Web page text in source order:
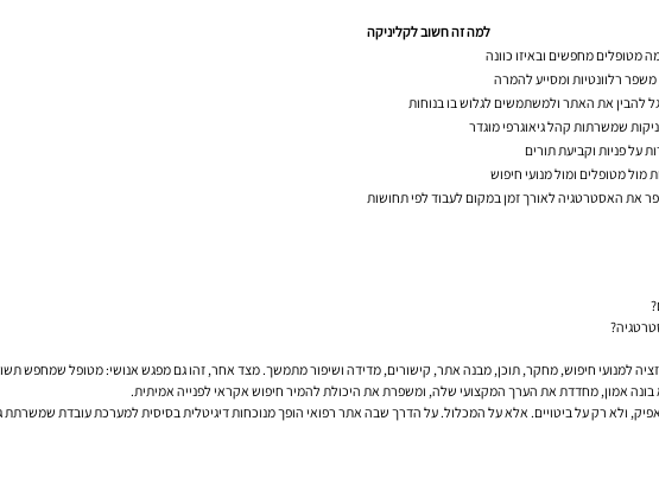
למה זה חשוב לקליניקה
מטופלים מחפשים ובאיזו כוונה
רלוונטיות ומסייע להמרה
להבין את האתר ולמשתמשים לגלוש בו בנוחות
שמשרתות קהל גיאוגרפי מוגדר
על פניות וקביעת תורים
מול מטופלים ומול מנועי חיפוש
את האסטרטגיה לאורך זמן במקום לעבוד לפי תחושות
למנועי חיפוש, מחקר, תוכן, מבנה אתר, קישורים, מדידה ושיפור מתמשך. מצד אחר, זהו גם מפגש אנושי: מטופל שמחפש
אמון, מחדדת את הערך המקצועי שלה, ומשפרת את היכולת להמיר חיפוש אקראי לפנייה אמיתית.
ולא רק על ביטויים. אלא על המכלול. על הדרך שבה אתר רפואי הופך מנוכחות דיגיטלית בסיסית למערכת עובדת